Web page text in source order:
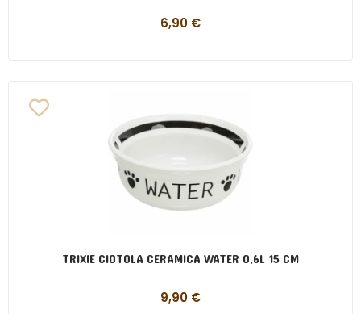
6,90 €
TRIXIE CIOTOLA CERAMICA WATER 0,6L 15 CM
9,90 €